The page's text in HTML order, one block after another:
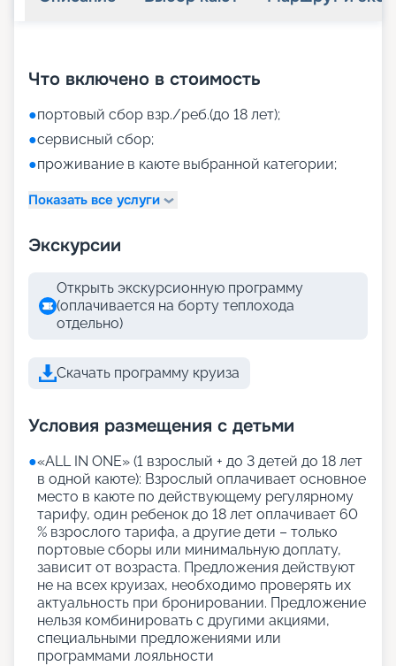
Что включено в стоимость
●портовый сбор взр./реб.(до 18 лет);
●сервисный сбор;
●проживание в каюте выбранной категории;
Показать все услуги
Экскурсии
Открыть экскурсионную программу
(оплачивается на борту теплохода
отдельно)
Скачать программу круиза
Условия размещения с детьми
●«АLL IN ONE» (1 взрослый + до 3 детей до 18 лет
в одной каюте): Взрослый оплачивает основное
место в каюте по действующему регулярному
тарифу, один ребенок до 18 лет оплачивает 60
% взрослого тарифа, а другие дети – только
портовые сборы или минимальную доплату,
зависит от возраста. Предложения действуют
не на всех круизах, необходимо проверять их
актуальность при бронировании. Предложение
нельзя комбинировать с другими акциями,
специальными предложениями или
программами лояльности